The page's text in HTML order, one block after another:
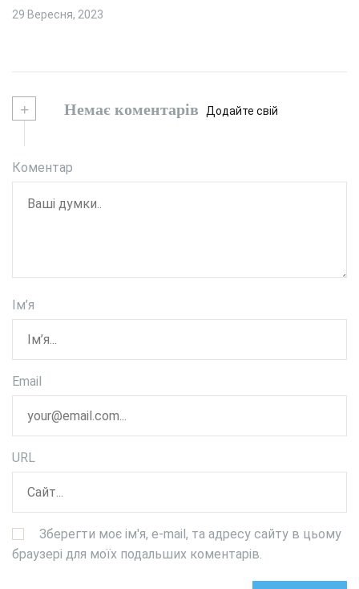
29 Вересня, 2023
+ Немає коментарів Додайте свій
Коментар
Ім’я
Email
URL
Зберегти моє ім'я, e-mail, та адресу сайту в цьому
браузері для моїх подальших коментарів.